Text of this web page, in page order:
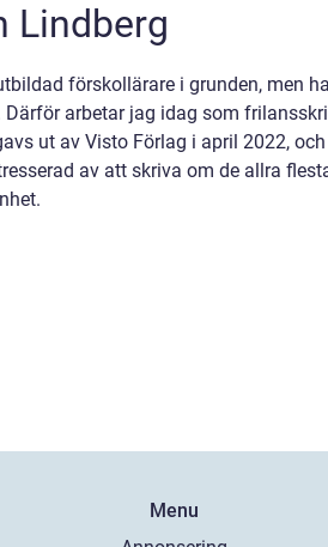
Lindberg
förskollärare i grunden, men
arbetar jag idag som
ut av Visto Förlag i april 2022,
av att skriva om de allra
Menu